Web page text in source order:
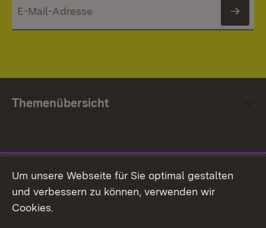
Themenübersicht
Facebook
Um unsere Webseite für Sie optimal gestalten
und verbessern zu können, verwenden wir
Cookies.